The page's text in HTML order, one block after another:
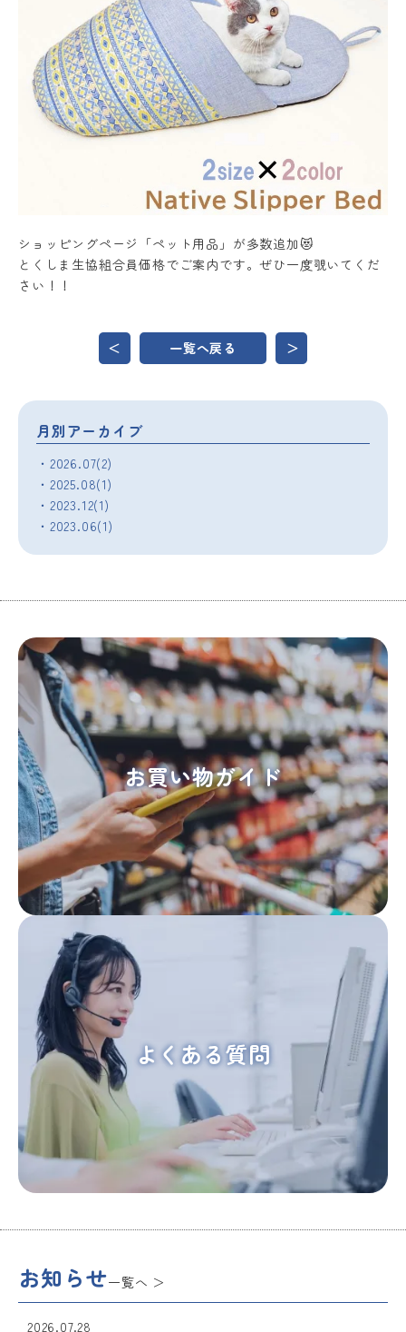
ショッピングページ「ペット用品」が多数追加😻
とくしま生協組合員価格でご案内です。ぜひ一度覗いてくだ
さい！！
＜ 一覧へ戻る ＞
月別アーカイブ
・2026.07(2)
・2025.08(1)
・2023.12(1)
・2023.06(1)
お買い物ガイド
よくある質問
お知らせ一覧へ
2026.07.28